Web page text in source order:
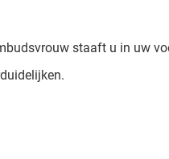
staaft u in uw